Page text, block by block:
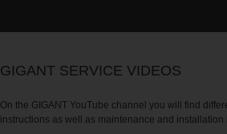
GIGANT SERVICE VIDEOS
On the GIGANT YouTube channel you will find
instructions as well as maintenance and